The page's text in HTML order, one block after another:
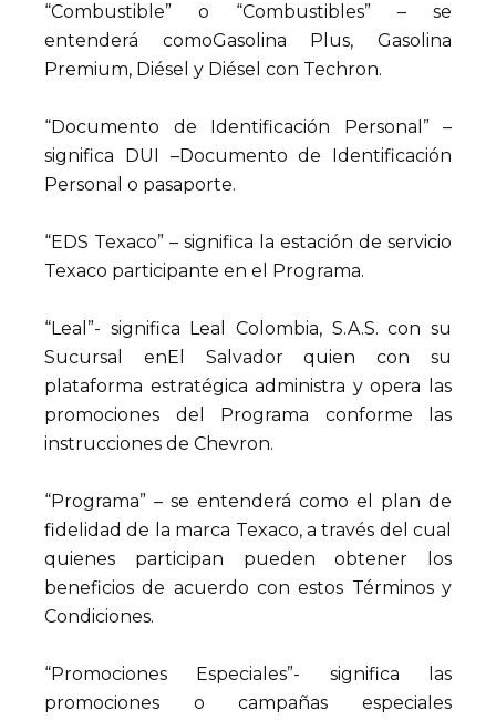
“Combustible” o “Combustibles” – se
entenderá comoGasolina Plus, Gasolina
Premium, Diésel y Diésel con Techron.
“Documento de Identificación Personal” –
significa DUI –Documento de Identificación
Personal o pasaporte.
“EDS Texaco” – significa la estación de servicio
Texaco participante en el Programa.
“Leal”- significa Leal Colombia, S.A.S. con su
Sucursal enEl Salvador quien con su
plataforma estratégica administra y opera las
promociones del Programa conforme las
instrucciones de Chevron.
“Programa” – se entenderá como el plan de
fidelidad de la marca Texaco, a través del cual
quienes participan pueden obtener los
beneficios de acuerdo con estos Términos y
Condiciones.
“Promociones Especiales”- significa las
promociones o campañas especiales